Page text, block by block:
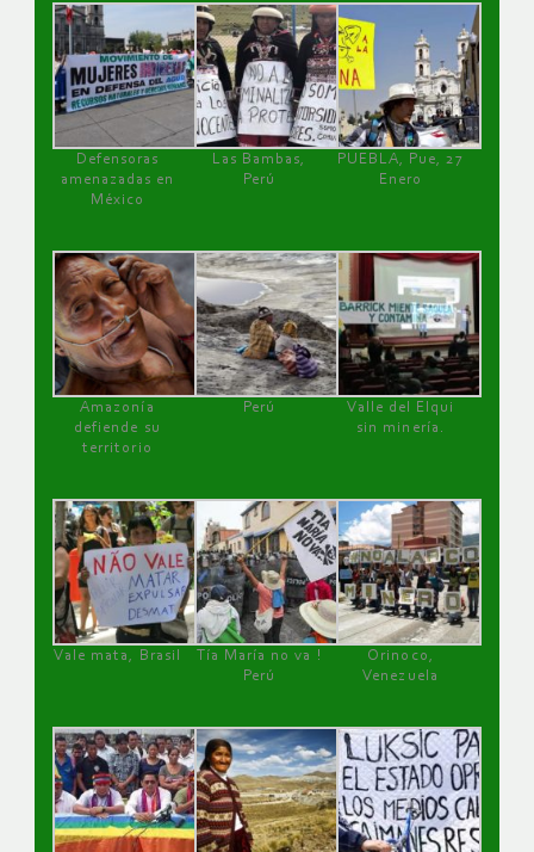
Defensoras
amenazadas en
México
Las Bambas,
Perú
PUEBLA, Pue, 27
Enero
Amazonía
defiende su
territorio
Perú
Valle del Elqui
sin minería.
Vale mata, Brasil
Tía María no va !
Perú
Orinoco,
Venezuela